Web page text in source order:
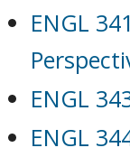
ENGL
ENGL
ENGL